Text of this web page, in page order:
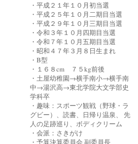
・平成２１年１０月初当選
・平成２５年１０月二期目当選
・平成２９年１０月三期目当選
・令和３年１０月四期目当選
・令和７年１０月五期目当選
・昭和４７年３月８日生まれ
・B型
・１６８cm ７５kg前後
・土屋幼稚園→横手南小→横手南
中→湯沢高→東北学院大文学部史
学科卒
・趣味：スポーツ観戦（野球・ラ
グビー）、読書、日帰り温泉、 先
人の足跡巡り、ボディクリーム
・会派：さきがけ
・予算決算委員会 副委員長